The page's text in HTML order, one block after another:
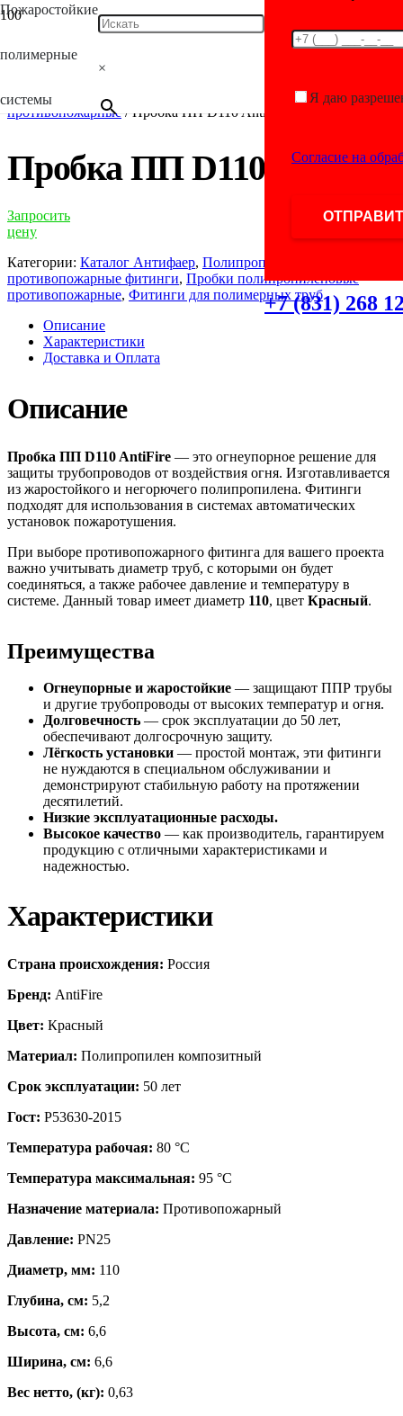
Пожаростойкие
полимерные
системы
×
Я даю
Согласие на
+7 (831) 268
Главная/Каталог
фитинги
Пробки полипропиленовые
противопожарные / Пробка ПП D110 AntiFire
Пробка ПП D110 AntiFire
Запросить
цену
Категории: Каталог Антифаер, Полипропиленовые
противопожарные фитинги, Пробки полипропиленовые
противопожарные, Фитинги для полимерных труб
Описание
Характеристики
Доставка и Оплата
Описание
Пробка ПП D110 AntiFire — это огнеупорное решение для
защиты трубопроводов от воздействия огня. Изготавливается
из жаростойкого и негорючего полипропилена. Фитинги
подходят для использования в системах автоматических
установок пожаротушения.
При выборе противопожарного фитинга для вашего проекта
важно учитывать диаметр труб, с которыми он будет
соединяться, а также рабочее давление и температуру в
системе. Данный товар имеет диаметр 110, цвет Красный.
Преимущества
Огнеупорные и жаростойкие — защищают ППР трубы
и другие трубопроводы от высоких температур и огня.
Долговечность — срок эксплуатации до 50 лет,
обеспечивают долгосрочную защиту.
Лёгкость установки — простой монтаж, эти фитинги
не нуждаются в специальном обслуживании и
демонстрируют стабильную работу на протяжении
десятилетий.
Низкие эксплуатационные расходы.
Высокое качество — как производитель, гарантируем
продукцию с отличными характеристиками и
надежностью.
Характеристики
Страна происхождения: Россия
Бренд: AntiFire
Цвет: Красный
Материал: Полипропилен композитный
Срок эксплуатации: 50 лет
Гост: Р53630-2015
Температура рабочая: 80 °С
Температура максимальная: 95 °С
Назначение материала: Противопожарный
Давление: PN25
Диаметр, мм: 110
Глубина, см: 5,2
Высота, см: 6,6
Ширина, см: 6,6
Вес нетто, (кг): 0,63